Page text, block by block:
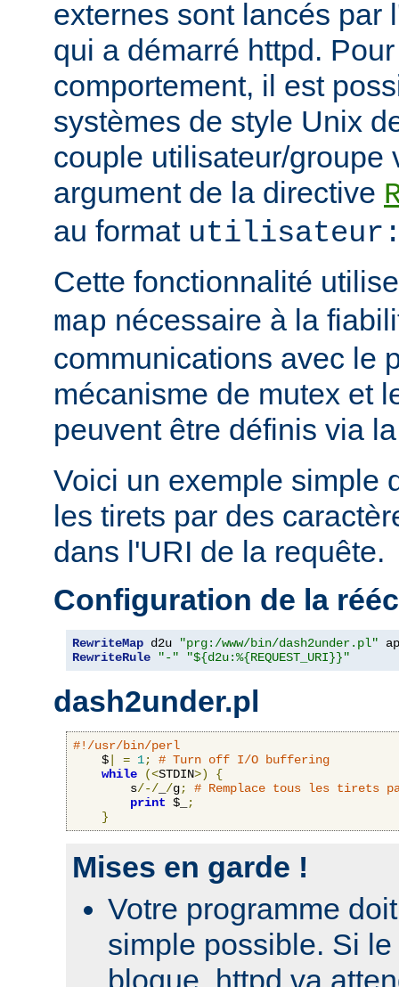
externes sont lancés par
qui a démarré httpd.
comportement, il est
systèmes de style Unix
couple utilisateur/groupe
argument de la directive
au format
Cette fonctionnalité
map nécessaire à la
communications avec le
mécanisme de mutex et
peuvent être définis via
Voici un exemple simple
les tirets par des
dans l'URI de la requête.
Configuration de la
RewriteMap d2u "prg:/www/bin/dash2under.pl"
RewriteRule
"-" "${d2u:%{REQUEST_URI}}"
dash2under.pl
#!/usr/bin/perl
    $
= 1;
# Turn off I/O buffering
while
(<STDIN>)
{
        s
/-/ /g;
# Remplace tous les tirets
print $_
;
}
Mises en garde !
Votre programme
simple possible. Si
bloque, httpd va